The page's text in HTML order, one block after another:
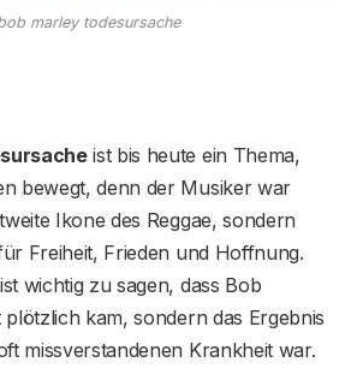
marley todesursache
ist bis heute ein Thema,
bewegt, denn der Musiker war
Ikone des Reggae, sondern
Freiheit, Frieden und Hoffnung.
wichtig zu sagen, dass Bob
kam, sondern das Ergebnis
missverstandenen Krankheit war.